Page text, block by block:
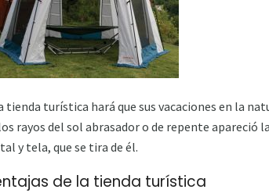
tienda turística hará que sus vacaciones en la
rayos del sol abrasador o de repente apareció
y tela, que se tira de él.
de la tienda turística